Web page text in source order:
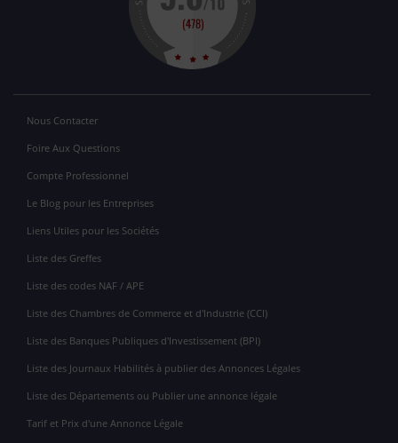
Nous Contacter
Foire Aux Questions
Compte Professionnel
Le Blog pour les Entreprises
Liens Utiles pour les Sociétés
Liste des Greffes
Liste des codes NAF / APE
Liste des Chambres de Commerce et d'Industrie (CCI)
Liste des Banques Publiques d'Investissement (BPI)
Liste des Journaux Habilités à publier des Annonces Légales
Liste des Départements ou Publier une annonce légale
Tarif et Prix d'une Annonce Légale